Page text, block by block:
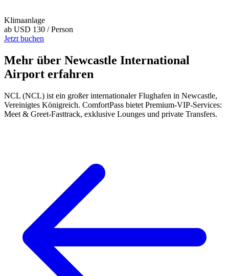
Klimaanlage
ab USD 130 / Person
Jetzt buchen
Mehr über Newcastle International
Airport erfahren
NCL (NCL) ist ein großer internationaler Flughafen in Newcastle,
Vereinigtes Königreich. ComfortPass bietet Premium-VIP-Services:
Meet & Greet-Fasttrack, exklusive Lounges und private Transfers.